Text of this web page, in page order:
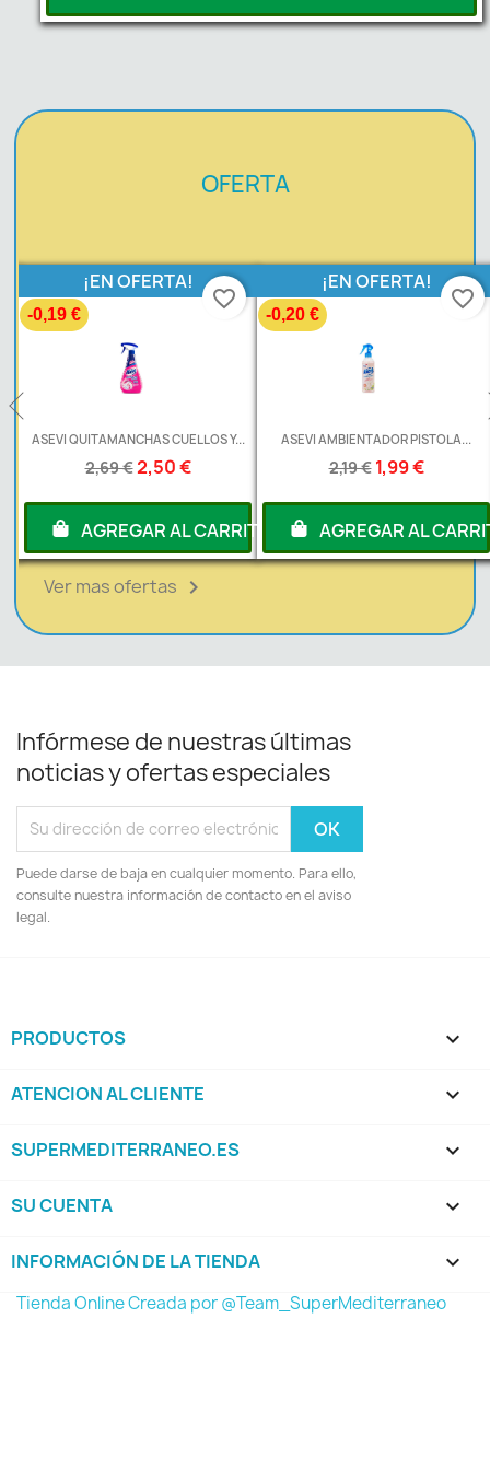
OFERTA
ASEVI QUITAMANCHAS CUELLOS Y...
2,69 €2,50 €
¡EN OFERTA!
-0,19 €
AGREGAR AL CARRITO
favorite_border
ASEVI AMBIENTADOR PISTOLA...
2,19 € 1,99 €
¡EN OFERTA!
-0,20 €
AGREGAR AL
favorite_border
Ver mas ofertas 
Infórmese de nuestras últimas
noticias y ofertas especiales
Puede darse de baja en cualquier momento. Para ello,
consulte nuestra información de contacto en el aviso
legal.
PRODUCTOS 
ATENCION AL CLIENTE 
SUPERMEDITERRANEO.ES 
SU CUENTA 
INFORMACIÓN DE LA TIENDA keyboard_arrow_down
Tienda Online Creada por @Team_SuperMediterraneo